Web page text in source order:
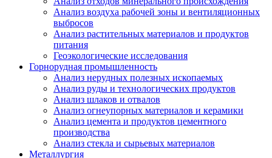
Анализ воздуха рабочей зоны и вентиляционных
выбросов
Анализ растительных материалов и продуктов
питания
Геоэкологические исследования
Горнорудная промышленность
Анализ нерудных полезных ископаемых
Анализ руды и технологических продуктов
Анализ шлаков и отвалов
Анализ огнеупорных материалов и керамики
Анализ цемента и продуктов цементного
производства
Анализ стекла и сырьевых материалов
Металлургия